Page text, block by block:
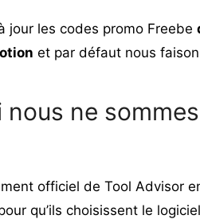
jour les codes promo Freebe
et par défaut nous
nous ne
officiel de Tool Advisor
qu’ils choisissent le